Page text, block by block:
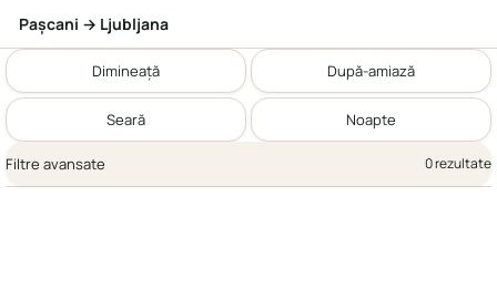
Pașcani → Ljubljana
Dimineață După-amiază
Seară Noapte
Filtre avansate 0 rezultate